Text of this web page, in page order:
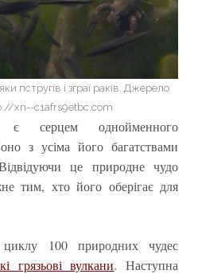
пстругів і зграї раків. Джерело
xn--c1afrs9etbc.com
серцем однойменного
з усіма його багатствами
це природне чудо
тим, хто його оберігає для
циклу 100 природних чудес
грязьові вулкани. Наступна